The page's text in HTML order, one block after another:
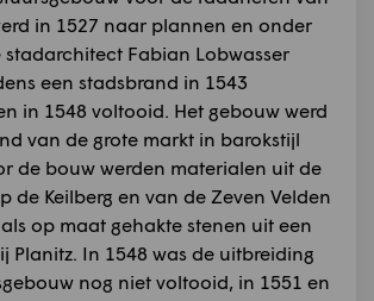
in 1527 naar plannen en onder
Fabian Lobwasser
een stadsbrand in 1543
in 1548 voltooid. Het gebouw werd
van de grote markt in barokstijl
de bouw werden materialen uit de
de Keilberg en van de Zeven Velden
op maat gehakte stenen uit een
Planitz. In 1548 was de uitbreiding
nog niet voltooid, in 1551 en